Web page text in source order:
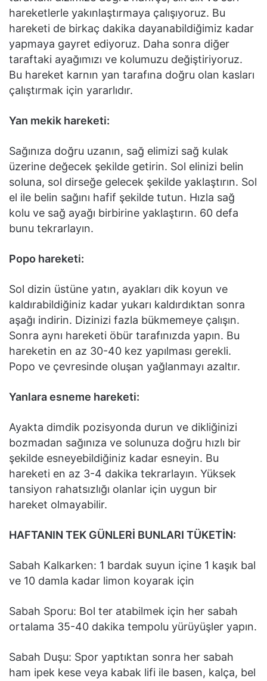
hareketlerle yakınlaştırmaya çalışıyoruz. Bu
hareketi de birkaç dakika dayanabildiğimiz kadar
yapmaya gayret ediyoruz. Daha sonra diğer
taraftaki ayağımızı ve kolumuzu değiştiriyoruz.
Bu hareket karnın yan tarafına doğru olan kasları
çalıştırmak için yararlıdır.
Yan mekik hareketi:
Sağınıza doğru uzanın, sağ elimizi sağ kulak
üzerine değecek şekilde getirin. Sol elinizi belin
soluna, sol dirseğe gelecek şekilde yaklaştırın. Sol
el ile belin sağını hafif şekilde tutun. Hızla sağ
kolu ve sağ ayağı birbirine yaklaştırın. 60 defa
bunu tekrarlayın.
Popo hareketi:
Sol dizin üstüne yatın, ayakları dik koyun ve
kaldırabildiğiniz kadar yukarı kaldırdıktan sonra
aşağı indirin. Dizinizi fazla bükmemeye çalışın.
Sonra aynı hareketi öbür tarafınızda yapın. Bu
hareketin en az 30-40 kez yapılması gerekli.
Popo ve çevresinde oluşan yağlanmayı azaltır.
Yanlara esneme hareketi:
Ayakta dimdik pozisyonda durun ve dikliğinizi
bozmadan sağınıza ve solunuza doğru hızlı bir
şekilde esneyebildiğiniz kadar esneyin. Bu
hareketi en az 3-4 dakika tekrarlayın. Yüksek
tansiyon rahatsızlığı olanlar için uygun bir
hareket olmayabilir.
HAFTANIN TEK GÜNLERİ BUNLARI TÜKETİN:
Sabah Kalkarken: 1 bardak suyun içine 1 kaşık bal
ve 10 damla kadar limon koyarak için
Sabah Sporu: Bol ter atabilmek için her sabah
ortalama 35-40 dakika tempolu yürüyüşler yapın.
Sabah Duşu: Spor yaptıktan sonra her sabah
ham ipek kese veya kabak lifi ile basen, kalça, bel